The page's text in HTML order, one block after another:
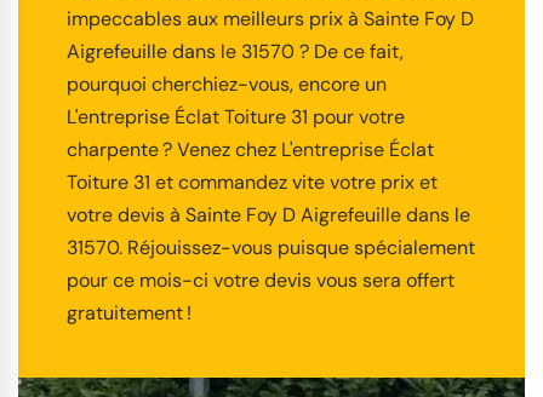
impeccables aux meilleurs prix à Sainte Foy D
Aigrefeuille dans le 31570 ? De ce fait,
pourquoi cherchiez-vous, encore un
L'entreprise Éclat Toiture 31 pour votre
charpente ? Venez chez L'entreprise Éclat
Toiture 31 et commandez vite votre prix et
votre devis à Sainte Foy D Aigrefeuille dans le
31570. Réjouissez-vous puisque spécialement
pour ce mois-ci votre devis vous sera offert
gratuitement !